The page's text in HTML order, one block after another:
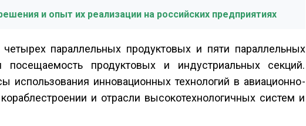
и опыт их реализации на российских предприятиях
параллельных продуктовых и пяти параллельных
продуктовых и индустриальных секций.
использования инновационных технологий в авиационно­
и отрасли высокотехнологичных систем и